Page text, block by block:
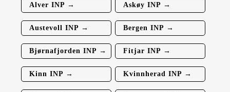
Alver INP → Askøy INP →
Austevoll INP → Bergen INP →
Bjørnafjorden INP → Fitjar INP →
Kinn INP → Kvinnherad INP →